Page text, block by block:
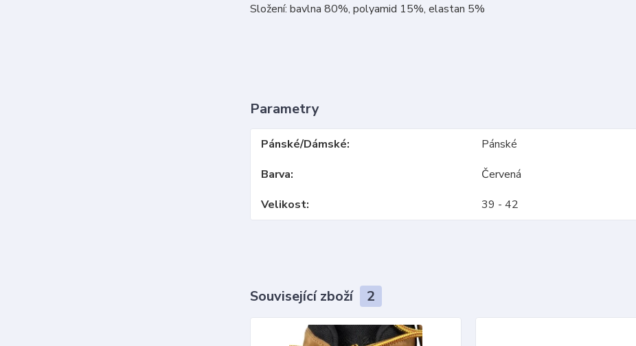
Složení: bavlna 80%, polyamid 15%, elastan 5%
Parametry
Pánské/Dámské
Pánské
Barva
Červená
Velikost
39 - 42
Související zboží 2